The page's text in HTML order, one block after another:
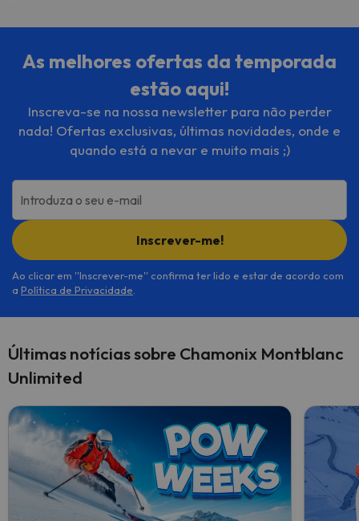
As melhores ofertas da temporada
estão aqui!
Inscreva-se na nossa newsletter para não perder
nada! Ofertas exclusivas, últimas novidades, onde e
quando está a nevar e muito mais ;)
Introduza o seu e-mail
Inscrever-me!
Ao clicar em ''Inscrever-me'' confirma ter lido e estar de acordo com
a Política de Privacidade
Últimas notícias sobre Chamonix Montblanc
Unlimited